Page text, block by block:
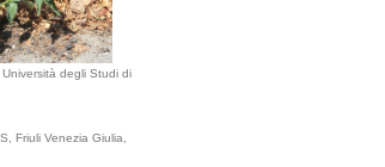
degli Studi di
Friuli Venezia Giulia,